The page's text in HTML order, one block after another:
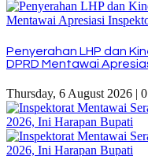
Penyerahan LHP dan
DPRD Mentawai
Thursday, 6 August 2026 |